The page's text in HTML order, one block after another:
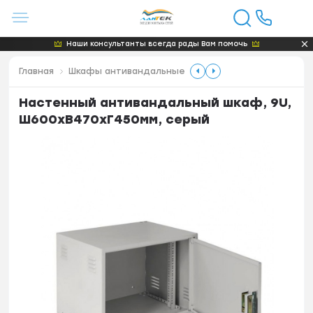
Наши консультанты всегда рады Вам помочь
Главная Шкафы антивандальные
Настенный антивандальный шкаф, 9U,
Ш600хВ470хГ450мм, серый